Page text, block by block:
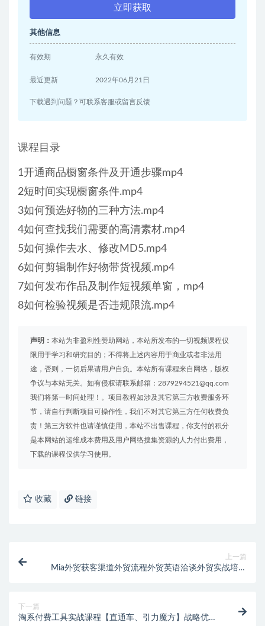
立即获取
其他信息
有效期 永久有效
最近更新 2022年06月21日
下载遇到问题？可联系客服或留言反馈
课程目录
1开通商品橱窗条件及开通步骤mp4
2短时间实现橱窗条件.mp4
3如何预选好物的三种方法.mp4
4如何查找我们需要的高清素材.mp4
5如何操作去水、修改MD5.mp4
6如何剪辑制作好物带货视频.mp4
7如何发布作品及制作短视频单窗，mp4
8如何检验视频是否违规限流.mp4
声明： 本站为非盈利性赞助网站，本站所发布的一切视频课程仅
限用于学习和研究目的；不得将上述内容用于商业或者非法用
途，否则，一切后果请用户自负。本站所有课程来自网络，版权
争议与本站无关。如有侵权请联系邮箱：2879294521@qq.com
我们将第一时间处理！。项目教程如涉及其它第三方收费服务环
节，请自行判断项目可操作性，我们不对其它第三方任何收费负
责！第三方软件也请谨慎使用，本站不出售课程，你支付的积分
是本网站的运维成本费用及用户网络搜集资源的人力付出费用，
下载的课程仅供学习使用。
收藏 链接
上一篇
Mia外贸获客渠道外贸流程外贸英语洽谈外贸实战培训
下一篇
淘系付费工具实战课程【直通车、引力魔方】战略优